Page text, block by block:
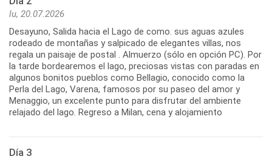
lu, 20.07.2026
Desayuno, Salida hacia el Lago de como. sus aguas azules
rodeado de montañas y salpicado de elegantes villas, nos
regala un paisaje de postal . Almuerzo (sólo en opción PC). Por
la tarde bordearemos el lago, preciosas vistas con paradas en
algunos bonitos pueblos como Bellagio, conocido como la
Perla del Lago, Varena, famosos por su paseo del amor y
Menaggio, un excelente punto para disfrutar del ambiente
relajado del lago. Regreso a Milan, cena y alojamiento
Día 3